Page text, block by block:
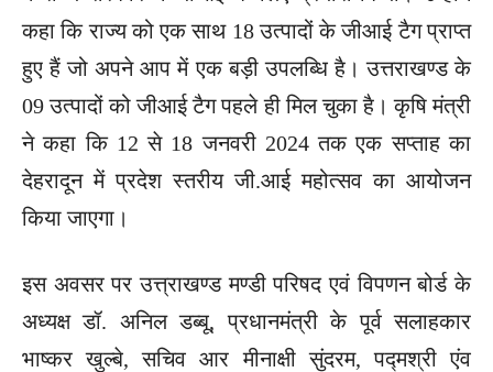
कहा कि राज्य को एक साथ 18 उत्पादों के जीआई टैग प्राप्त
हुए हैं जो अपने आप में एक बड़ी उपलब्धि है। उत्तराखण्ड के
09 उत्पादों को जीआई टैग पहले ही मिल चुका है। कृषि मंत्री
ने कहा कि 12 से 18 जनवरी 2024 तक एक सप्ताह का
देहरादून में प्रदेश स्तरीय जी.आई महोत्सव का आयोजन
किया जाएगा।
इस अवसर पर उत्त्राखण्ड मण्डी परिषद एवं विपणन बोर्ड के
अध्यक्ष डॉ. अनिल डब्बू, प्रधानमंत्री के पूर्व सलाहकार
भाष्कर खुल्बे, सचिव आर मीनाक्षी सुंदरम, पद्मश्री एंव